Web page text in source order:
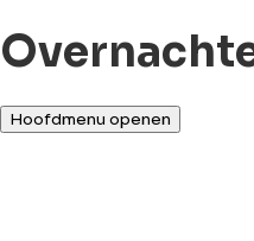
Hoofdmenu openen